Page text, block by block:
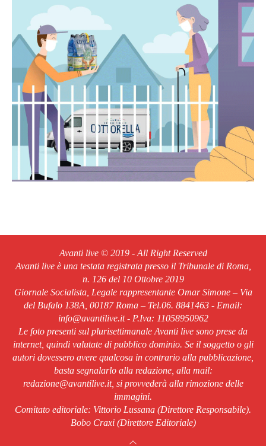
Avanti live © 2019 - All Right Reserved
Avanti live è una testata registrata presso il Tribunale di Roma,
n. 126 del 10 Ottobre 2019
Giornale Socialista, Legale rappresentante Omar Simone – Via
del Bufalo 138A, 00187 Roma – Tel.06. 8841463 - Email:
info@avantilive.it - P.Iva: 11058950962
Le foto presenti sul plurisettimanale Avanti live sono prese da
internet, quindi valutate di pubblico dominio. Se il soggetto o gli
autori dovessero avere qualcosa in contrario alla pubblicazione,
basta segnalarlo alla redazione, alla mail:
redazione@avantilive.it, si provvederà alla rimozione delle
immagini.
Comitato editoriale: Vittorio Lussana (Direttore Responsabile).
Bobo Craxi (Direttore Editoriale)